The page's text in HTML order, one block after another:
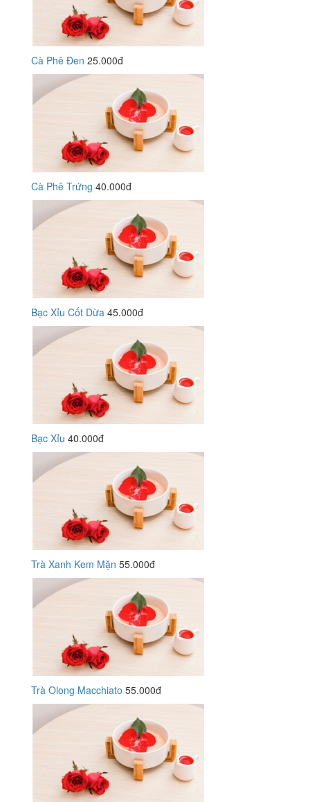
Cà Phê Đen 25.000đ
Cà Phê Trứng 40.000đ
Bạc Xỉu Cốt Dừa 45.000đ
Bạc Xỉu 40.000đ
Trà Xanh Kem Mặn 55.000đ
Trà Olong Macchiato 55.000đ